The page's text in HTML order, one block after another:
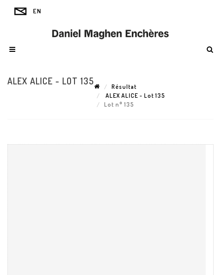
ALEX ALICE - LOT 135
Résultat
ALEX ALICE - Lot 135
Lot n° 135